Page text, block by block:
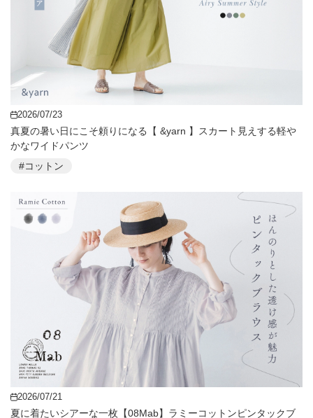
2026/07/23
真夏の暑い日にこそ頼りになる【 &yarn 】スカート見えする軽や
かなワイドパンツ
#コットン
2026/07/21
夏に着たいシアーな一枚【08Mab】ラミーコットンピンタックブ